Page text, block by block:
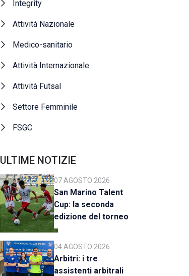
Integrity
Attività Nazionale
Medico-sanitario
Attività Internazionale
Attività Futsal
Settore Femminile
FSGC
ULTIME NOTIZIE
07 AGOSTO 2026
San Marino Talent
Cup: la seconda
edizione del torneo
al via il 18 agosto
04 AGOSTO 2026
Arbitri: i tre
assistenti arbitrali